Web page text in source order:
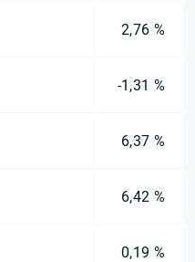
2,76 %
-1,31 %
6,37 %
6,42 %
0,19 %